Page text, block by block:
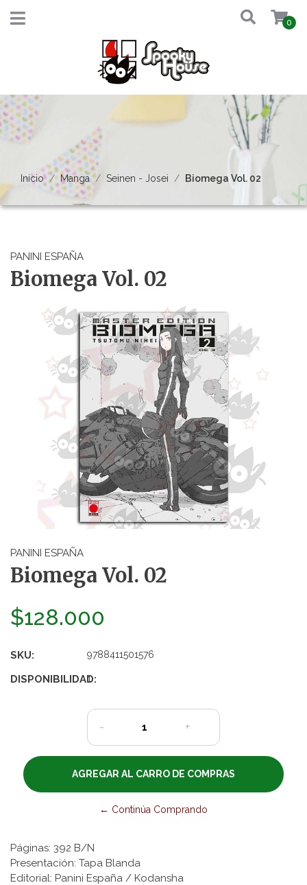
0
Inicio Manga Seinen - Josei Biomega Vol. 02
PANINI ESPAÑA
Biomega Vol. 02
PANINI ESPAÑA
Biomega Vol. 02
$128.000
SKU: 9788411501576
DISPONIBILIDAD:
1
- +
← Continúa Comprando
Páginas: 392 B/N
Presentación: Tapa Blanda
Editorial: Panini España / Kodansha